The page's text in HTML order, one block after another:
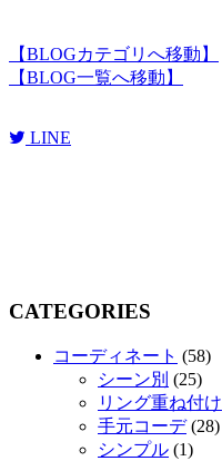
【BLOGカテゴリへ移動 】
【BLOG一覧へ移動 】
LINE
CATEGORIES
コーディネート (58)
シーン別 (25)
リング重ね付け
手元コーデ(28)
シンプル (1)